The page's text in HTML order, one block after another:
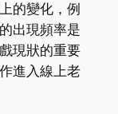
的變化，例
出現頻率是
現狀的重要
進入線上老